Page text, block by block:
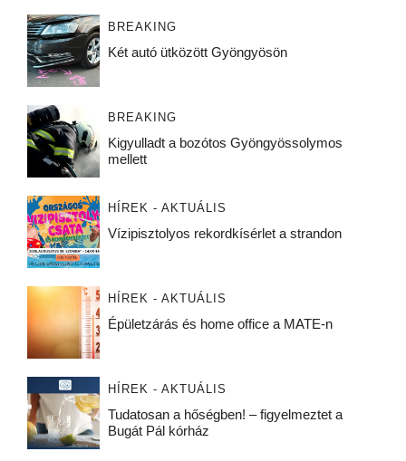
BREAKING
Két autó ütközött Gyöngyösön
BREAKING
Kigyulladt a bozótos Gyöngyössolymos
mellett
HÍREK - AKTUÁLIS
Vízipisztolyos rekordkísérlet a strandon
HÍREK - AKTUÁLIS
Épületzárás és home office a MATE-n
HÍREK - AKTUÁLIS
Tudatosan a hőségben! – figyelmeztet a
Bugát Pál kórház